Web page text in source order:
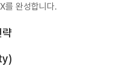
를 완성합니다.
략